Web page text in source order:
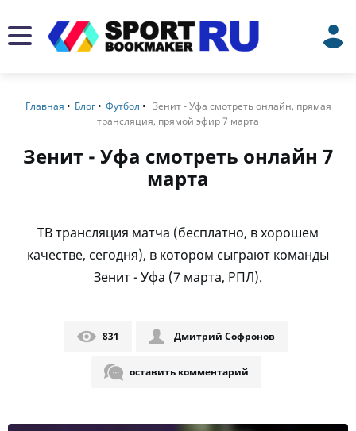
Главная Блог Футбол
Зенит - Уфа смотреть онлайн, прямая
трансляция, прямой эфир 7 марта
Зенит - Уфа смотреть онлайн 7
марта
ТВ трансляция матча (бесплатно, в хорошем
качестве, сегодня), в котором сыграют команды
Зенит - Уфа (7 марта, РПЛ).
831 Дмитрий Софронов
оставить комментарий